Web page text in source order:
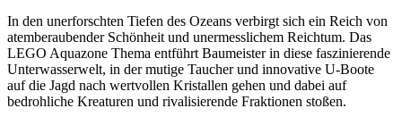
In den unerforschten Tiefen des Ozeans verbirgt sich ein Reich von
atemberaubender Schönheit und unermesslichem Reichtum. Das
LEGO Aquazone Thema entführt Baumeister in diese faszinierende
Unterwasserwelt, in der mutige Taucher und innovative U-Boote
auf die Jagd nach wertvollen Kristallen gehen und dabei auf
bedrohliche Kreaturen und rivalisierende Fraktionen stoßen.